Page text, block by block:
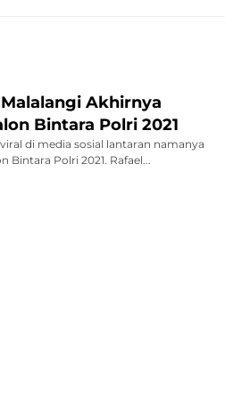
Malalangi Akhirnya
Bintara Polri 2021
di media sosial lantaran namanya
Polri 2021. Rafael...